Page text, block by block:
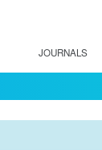
JOURNALS